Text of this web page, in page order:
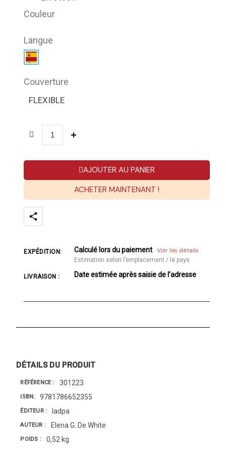
Couleur
Langue
Couverture
FLEXIBLE
AJOUTER AU PANIER
ACHETER MAINTENANT !
EXPÉDITION: Calculé lors du paiement Voir les détails
Estimation selon l’emplacement / le pays
LIVRAISON : Date estimée après saisie de l’adresse
DÉTAILS DU PRODUIT
RÉFÉRENCE 301223
ISBN 9781786652355
ÉDITEUR Iadpa
AUTEUR Elena G. De White
POIDS 0,52 kg